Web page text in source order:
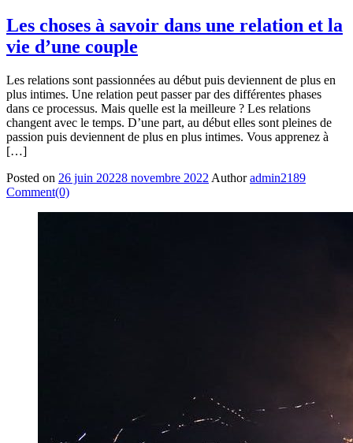
Les choses à savoir dans une relation et la
vie d’une couple
Les relations sont passionnées au début puis deviennent de plus en
plus intimes. Une relation peut passer par des différentes phases
dans ce processus. Mais quelle est la meilleure ? Les relations
changent avec le temps. D’une part, au début elles sont pleines de
passion puis deviennent de plus en plus intimes. Vous apprenez à
[…]
Posted on 26 juin 20228 novembre 2022 Author admin2189
Comment(0)